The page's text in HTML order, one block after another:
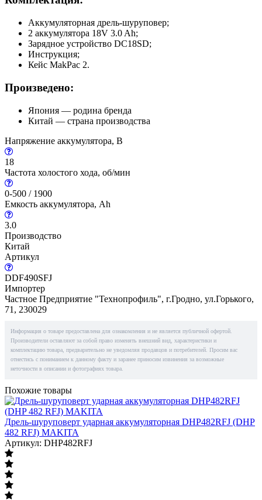
Аккумуляторная дрель-шуруповер;
2 аккумулятора 18V 3.0 Ah;
Зарядное устройство DC18SD;
Инструкция;
Кейс MakPac 2.
Произведено:
Япония — родина бренда
Китай — страна производства
Напряжение аккумулятора, В
18
Частота холостого хода, об/мин
0-500 / 1900
Емкость аккумулятора, Ah
3.0
Производство
Китай
Артикул
DDF490SFJ
Импортер
Частное Предприятие "Технопрофиль", г.Гродно, ул.Горького,
71, 230029
Информация о товаре предоставлена для ознакомления и не является публичной офертой.
Производители оставляют за собой право изменять внешний вид, характеристики и
комплектацию товара, предварительно не уведомляя продавцов и потребителей. Просим вас
отнестись с пониманием к данному факту и заранее приносим извинения за возможные
неточности в описании и фотографиях товара.
Похожие товары
Дрель-шуруповерт ударная аккумуляторная DHP482RFJ (DHP
482 RFJ) MAKITA
Артикул: DHP482RFJ